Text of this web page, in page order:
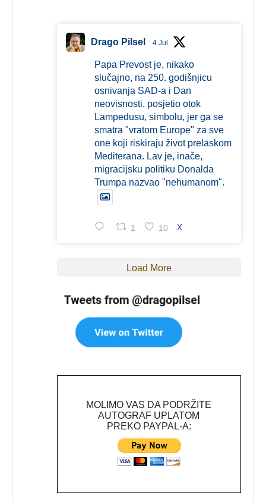
Drago Pilsel 4 Jul
Papa Prevost je, nikako
slučajno, na 250. godišnjicu
osnivanja SAD-a i Dan
neovisnosti, posjetio otok
Lampedusu, simbolu, jer ga se
smatra "vratom Europe" za sve
one koji riskiraju život prelaskom
Mediterana. Lav je, inače,
migracijsku politiku Donalda
Trumpa nazvao "nehumanom".
1 10 X
Load More
MOLIMO VAS DA PODRŽITE
AUTOGRAF UPLATOM
PREKO PAYPAL-A: